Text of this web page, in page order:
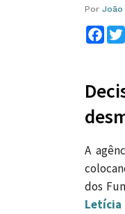
Por João
A
dos
Letícia